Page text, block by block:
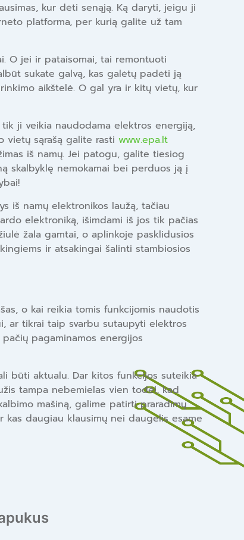
kur dėti senąją. Ką daryti, jeigu ji
platforma, per kurią galite už tam
O jei ir pataisomai, tai remontuoti
sukate galvą, kas galėtų padėti ją
aikštelė. O gal yra ir kitų vietų, kur
ji veikia naudodama elektros energiją,
vietų sąrašą galite rasti www.epa.lt
iš namų. Jei patogu, galite tiesiog
skalbyklę nemokamai bei perduos ją į
iš namų elektronikos laužą, tačiau
elektroniką, išimdami iš jos tik pačias
žala gamtai, o aplinkoje pasklidusios
ir atsakingai šalinti stambiosios
o kai reikia tomis funkcijomis naudotis
ar tikrai taip svarbu sutaupyti elektros
pagaminamos energijos
būti aktualu. Dar kitos funkcijos suteikia
tampa nebemielas vien todėl, kad
mašiną, galime patirti praradimų
daugiau klausimų nei daugelis esame